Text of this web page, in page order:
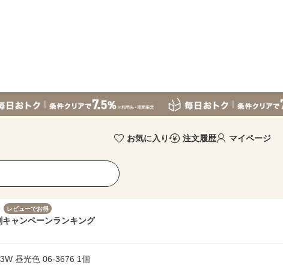
お気に入り 注文履歴 マイページ
レビューでお得
キャンペーンランキング
昼光色 06-3676 1個